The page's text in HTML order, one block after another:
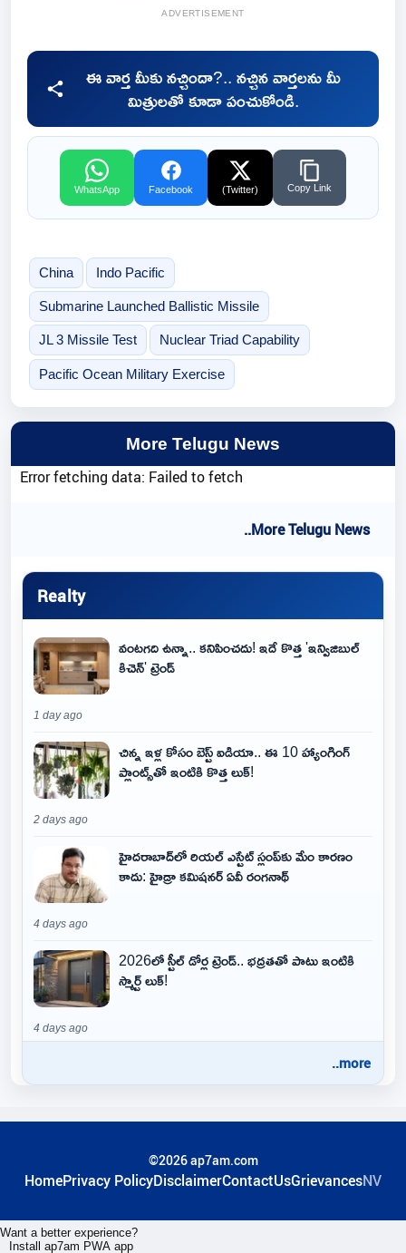
ADVERTISEMENT
ఈ వార్త మీకు నచ్చిందా?.. నచ్చిన వార్తలను మీ
మిత్రులతో కూడా పంచుకోండి.
WhatsApp Facebook (Twitter) Copy Link
China Indo Pacific
Submarine Launched Ballistic Missile
JL 3 Missile Test Nuclear Triad Capability
Pacific Ocean Military Exercise
More Telugu News
Error fetching data: Failed to fetch
..More Telugu News
Realty
వంటగది ఉన్నా.. కనిపించదు! ఇదే కొత్త 'ఇన్విజిబుల్
కిచెన్' ట్రెండ్
1 day ago
చిన్న ఇళ్ల కోసం బెస్ట్ ఐడియా.. ఈ 10 హ్యాంగింగ్
ప్లాంట్స్‌తో ఇంటికి కొత్త లుక్!
2 days ago
హైదరాబాద్‌లో రియల్ ఎస్టేట్ స్లంప్‌కు మేం కారణం
కాదు: హైడ్రా కమిషనర్ ఏవీ రంగనాథ్
4 days ago
2026లో స్టీల్ డోర్ల ట్రెండ్.. భద్రతతో పాటు ఇంటికి
స్మార్ట్ లుక్!
4 days ago
..more
©2026 ap7am.com
HomePrivacy PolicyDisclaimerContactUsGrievancesNV
Want a better experience?
Install ap7am PWA app